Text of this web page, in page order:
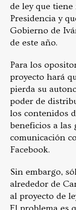
de ley que tiene
Presidencia y
Gobierno de
de este año.
Para los
proyecto hará
pierda su
poder de
los contenidos
beneficios a las
comunicación
Facebook.
Sin embargo,
alrededor de
al proyecto de